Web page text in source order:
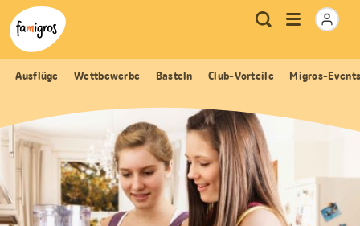
Sprungmarken
Navigation
Header
Logo
Meta
Navigation
Suche
Menu
öffnen
Ausflüge Wettbewerbe Basteln Club-Vorteile Migros-